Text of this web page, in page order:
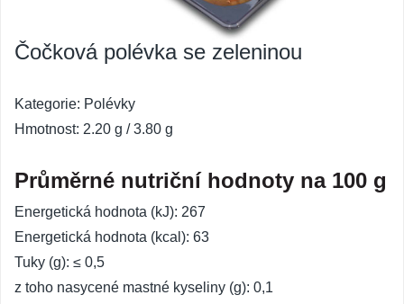
Čočková polévka se zeleninou
Kategorie: Polévky
Hmotnost: 2.20 g / 3.80 g
Průměrné nutriční hodnoty na 100 g
Energetická hodnota (kJ): 267
Energetická hodnota (kcal): 63
Tuky (g): ≤ 0,5
z toho nasycené mastné kyseliny (g): 0,1